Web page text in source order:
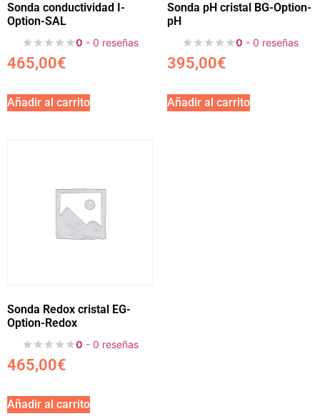
Sonda conductividad I-
Option-SAL
0 - 0 reseñas
465,00€
Añadir al carrito
Sonda pH cristal BG-Option-
pH
0 - 0 reseñas
395,00€
Añadir al carrito
Sonda Redox cristal EG-
Option-Redox
0 - 0 reseñas
465,00€
Añadir al carrito